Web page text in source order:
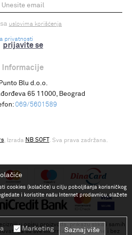
prijavite se
uslovima korišćenja
privatnosti
Informacije
Punto Blu d.o.o.
65 11000, Beograd
069/5601589
, Izrada NB SOFT . Sva prava zadržana.
u opisu proizvoda, prikazu slika i samih
da su sve informacije kompletne i bez
cookies (kolačiće) u cilju poboljšanja korisničkog
i koristite našu Internet prodavnicu, slažete
Marketing Saznaj više